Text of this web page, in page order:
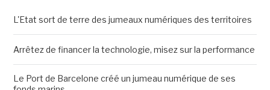
L'Etat sort de terre des jumeaux numériques des territoires
Arrêtez de financer la technologie, misez sur la performance
Le Port de Barcelone créé un jumeau numérique de ses